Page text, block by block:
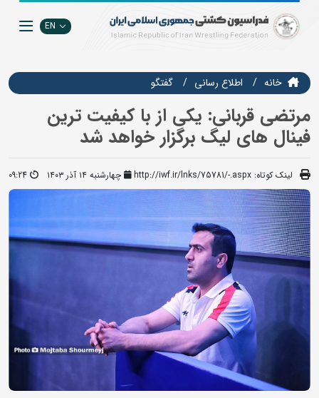
EN
خانه اطلاع رسانی گفتگو
مرتضی قربانی: یکی از با کیفیت ترین
فینال های لیگ برگزار خواهد شد
لینک کوتاه: http://iwf.ir/lnks/75781/-.aspx چهارشنبه ۱۴ آذر ۱۴۰۳ 09:24